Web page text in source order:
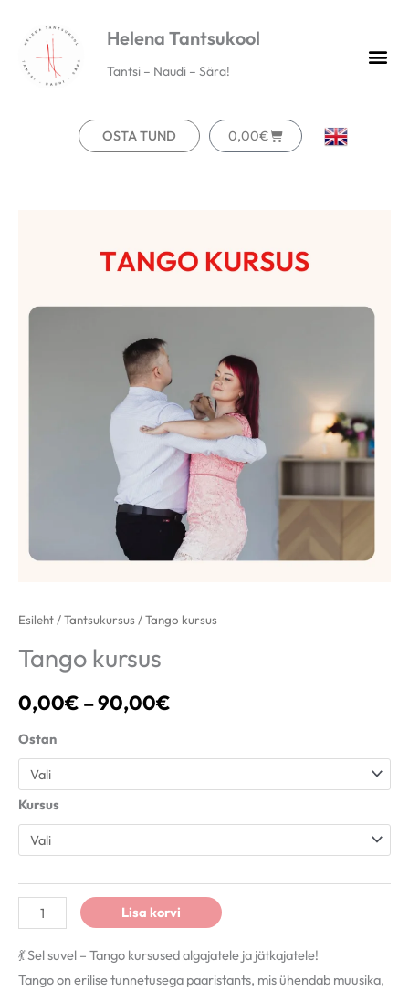
content
Helena Tantsukool
Tantsi – Naudi – Sära!
OSTA TUND 0,00€Cart
Esileht /Tantsukursus / Tango kursus
Tango kursus
0,00€ –90,00€
0,00€
kuni
Ostan
Kursus
Lisa korvi
💃 Sel suvel – Tango kursused algajatele ja jätkajatele!
Tango on erilise tunnetusega paaristants, mis ühendab muusika,